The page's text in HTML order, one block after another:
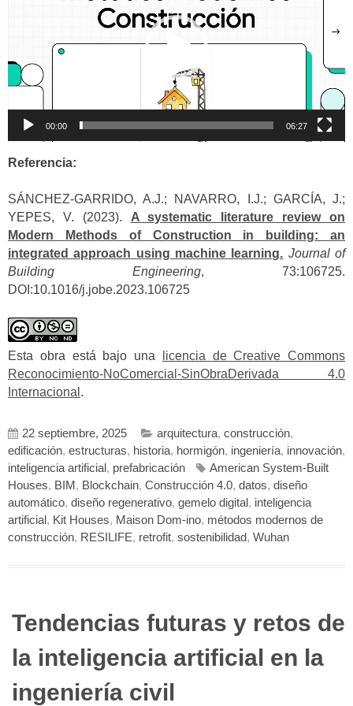
00:00 06:27
Referencia:
SÁNCHEZ-GARRIDO, A.J.; NAVARRO, I.J.; GARCÍA, J.;
YEPES, V. (2023). A systematic literature review on
Modern Methods of Construction in building: an
integrated approach using machine learning. Journal of
Building Engineering, 73:106725.
DOI:10.1016/j.jobe.2023.106725
Esta obra está bajo una
licencia de Creative Commons
Reconocimiento-NoComercial-SinObraDerivada 4.0
Internacional .
22 septiembre, 2025 arquitectura, construcción,
edificación, estructuras, historia, hormigón, ingeniería, innovación,
inteligencia artificial , prefabricación
American System-Built
Houses, BIM , Blockchain, Construcción 4.0, datos, diseño
automático, diseño regenerativo, gemelo digital , inteligencia
artificial , Kit Houses, Maison Dom-ino, métodos modernos de
construcción, RESILIFE, retrofit, sostenibilidad, Wuhan
Tendencias futuras y retos de
la inteligencia artificial en la
ingeniería civil